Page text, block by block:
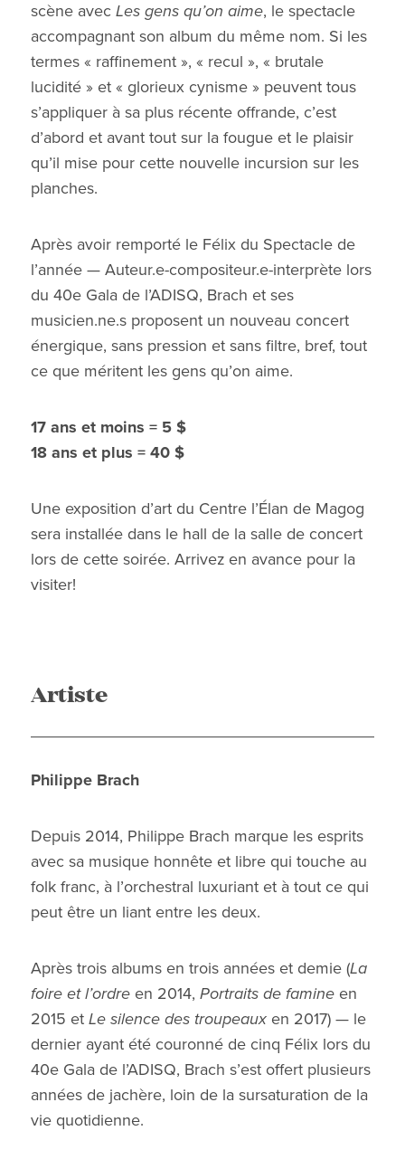
scène avec Les gens qu’on aime, le spectacle
accompagnant son album du même nom. Si les
termes « raffinement », « recul », « brutale
lucidité » et « glorieux cynisme » peuvent tous
s’appliquer à sa plus récente offrande, c’est
d’abord et avant tout sur la fougue et le plaisir
qu’il mise pour cette nouvelle incursion sur les
planches.
Après avoir remporté le Félix du Spectacle de
l’année — Auteur.e-compositeur.e-interprète lors
du 40e Gala de l’ADISQ, Brach et ses
musicien.ne.s proposent un nouveau concert
énergique, sans pression et sans filtre, bref, tout
ce que méritent les gens qu’on aime.
17 ans et moins = 5 $
18 ans et plus = 40 $
Une exposition d’art du Centre l’Élan de Magog
sera installée dans le hall de la salle de concert
lors de cette soirée. Arrivez en avance pour la
visiter!
Artiste
Philippe Brach
Depuis 2014, Philippe Brach marque les esprits
avec sa musique honnête et libre qui touche au
folk franc, à l’orchestral luxuriant et à tout ce qui
peut être un liant entre les deux.
Après trois albums en trois années et demie (La
foire et l’ordre en 2014, Portraits de famine en
2015 et Le silence des troupeaux en 2017) — le
dernier ayant été couronné de cinq Félix lors du
40e Gala de l’ADISQ, Brach s’est offert plusieurs
années de jachère, loin de la sursaturation de la
vie quotidienne.